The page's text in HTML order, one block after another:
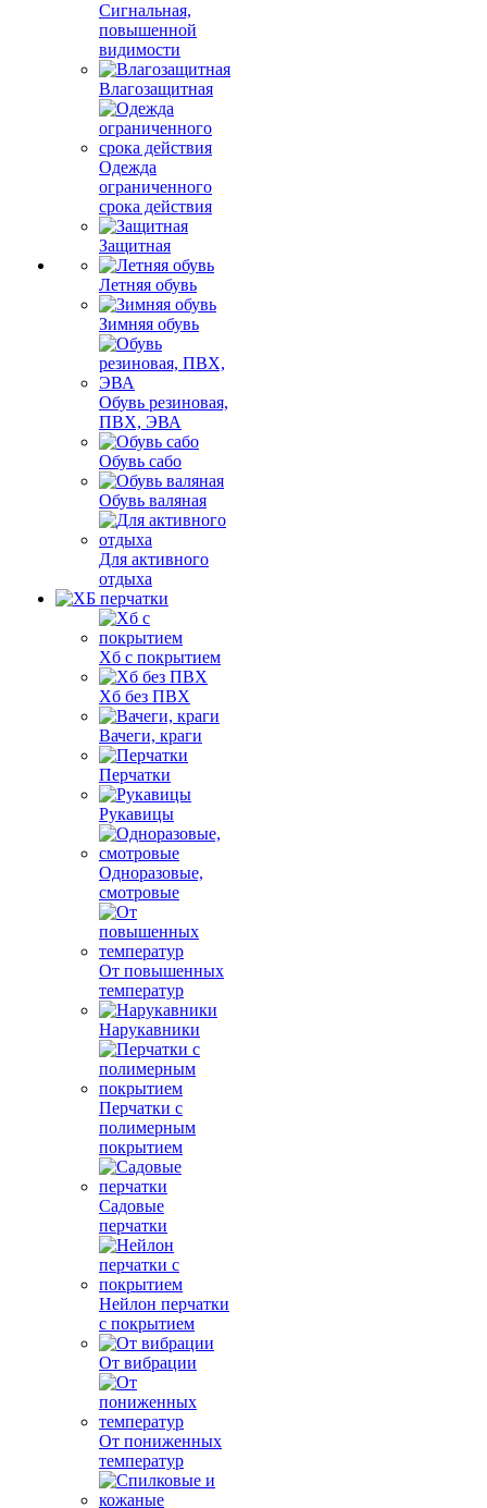
Сигнальная,
повышенной
видимости
Влагозащитная
Одежда
ограниченного
срока действия
Защитная
Летняя обувь
Зимняя обувь
Обувь резиновая,
ПВХ, ЭВА
Обувь сабо
Обувь валяная
Для активного
отдыха
Хб с покрытием
Хб без ПВХ
Вачеги, краги
Перчатки
Рукавицы
Одноразовые,
смотровые
От повышенных
температур
Нарукавники
Перчатки с
полимерным
покрытием
Садовые
перчатки
Нейлон перчатки
с покрытием
От вибрации
От пониженных
температур